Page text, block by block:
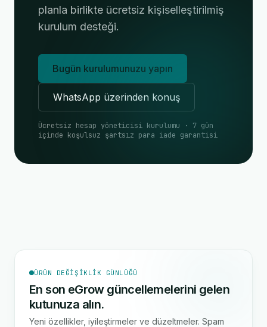
planla birlikte ücretsiz kişiselleştirilmiş
kurulum desteği.
Bugün kurulumunuzu yapın
WhatsApp üzerinden konuş
Ücretsiz hesap yöneticisi kurulumu · 7 gün
içinde koşulsuz şartsız para iade garantisi
ÜRÜN DEĞIŞIKLIK GÜNLÜĞÜ
En son eGrow güncellemelerini gelen
kutunuza alın.
Yeni özellikler, iyileştirmeler ve düzeltmeler. Spam